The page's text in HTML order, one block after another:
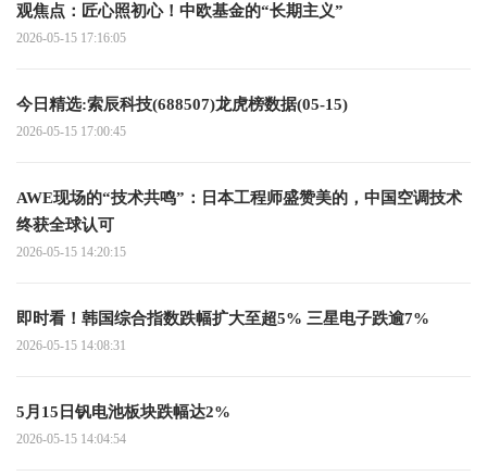
观焦点：匠心照初心！中欧基金的“长期主义”
2026-05-15 17:16:05
今日精选:索辰科技(688507)龙虎榜数据(05-15)
2026-05-15 17:00:45
AWE现场的“技术共鸣”：日本工程师盛赞美的，中国空调技术
终获全球认可
2026-05-15 14:20:15
即时看！韩国综合指数跌幅扩大至超5% 三星电子跌逾7%
2026-05-15 14:08:31
5月15日钒电池板块跌幅达2%
2026-05-15 14:04:54